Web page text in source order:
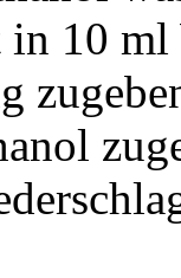
10 ml